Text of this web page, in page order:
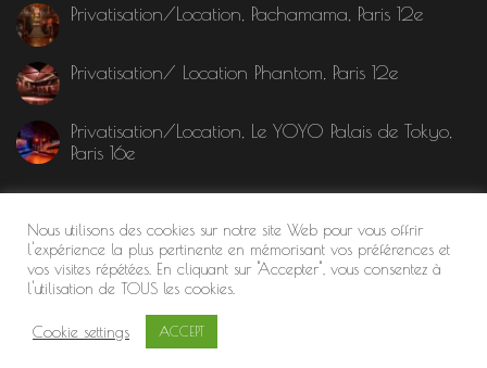
Privatisation/Location, Pachamama, Paris 12e
Privatisation/ Location Phantom, Paris 12e
Privatisation/Location, Le YOYO Palais de Tokyo,
Paris 16e
©2024 Le Site des Clubs
Nous utilisons des cookies sur notre site Web pour vous offrir
l'expérience la plus pertinente en mémorisant vos préférences et
vos visites répétées. En cliquant sur "Accepter", vous consentez à
l'utilisation de TOUS les cookies.
Cookie settings ACCEPT